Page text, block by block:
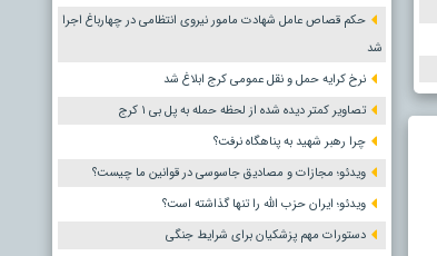
حکم قصاص عامل شهادت مامور نیروی انتظامی در چهارباغ اجرا
شد
نرخ کرایه حمل و نقل عمومی کرج ابلاغ شد
تصاویر کمتر دیده شده از لحظه حمله به پل بی ۱ کرج
چرا رهبر شهید به پناهگاه نرفت؟
ویدئو؛ مجازات و مصادیق جاسوسی در قوانین ما چیست؟
ویدئو؛ ایران حزب الله را تنها گذاشته است؟
دستورات مهم پزشکیان برای شرایط جنگی